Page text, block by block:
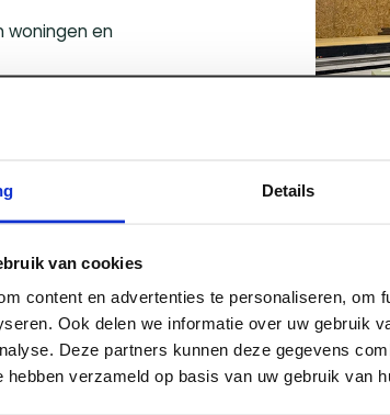
Details
van cookies
content en advertenties te personaliseren, om
Ook delen we informatie over uw gebruik
Deze partners kunnen deze gegevens
hebben verzameld op basis van uw gebruik van
woningen en
goten.
of carports.
cirkelzaag; speciaal
kleur van de plaat, zonder
ontwerpvrijheid biedt.